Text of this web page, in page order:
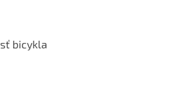
bicykla